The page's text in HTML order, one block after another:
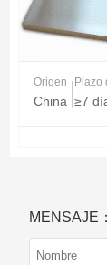
Origen
China
Plazo
≥7
MENSAJE：